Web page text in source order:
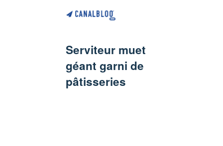
Serviteur muet
géant garni de
pâtisseries